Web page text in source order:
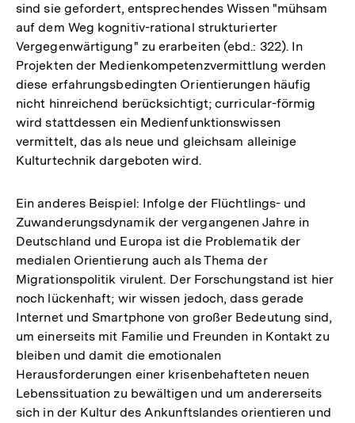
sind sie gefordert, entsprechendes Wissen "mühsam
auf dem Weg kognitiv-rational strukturierter
Vergegenwärtigung" zu erarbeiten (ebd.: 322). In
Projekten der Medienkompetenzvermittlung werden
diese erfahrungsbedingten Orientierungen häufig
nicht hinreichend berücksichtigt; curricular-förmig
wird stattdessen ein Medienfunktionswissen
vermittelt, das als neue und gleichsam alleinige
Kulturtechnik dargeboten wird.
Ein anderes Beispiel: Infolge der Flüchtlings- und
Zuwanderungsdynamik der vergangenen Jahre in
Deutschland und Europa ist die Problematik der
medialen Orientierung auch als Thema der
Migrationspolitik virulent. Der Forschungstand ist hier
noch lückenhaft; wir wissen jedoch, dass gerade
Internet und Smartphone von großer Bedeutung sind,
um einerseits mit Familie und Freunden in Kontakt zu
bleiben und damit die emotionalen
Herausforderungen einer krisenbehafteten neuen
Lebenssituation zu bewältigen und um andererseits
sich in der Kultur des Ankunftslandes orientieren und